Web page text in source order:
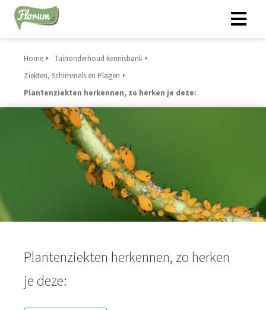
Home
Tuinonderhoud kennisbank
Ziekten, Schimmels en Plagen
Plantenziekten herkennen, zo herken je deze:
Plantenziekten herkennen, zo herken
je deze: